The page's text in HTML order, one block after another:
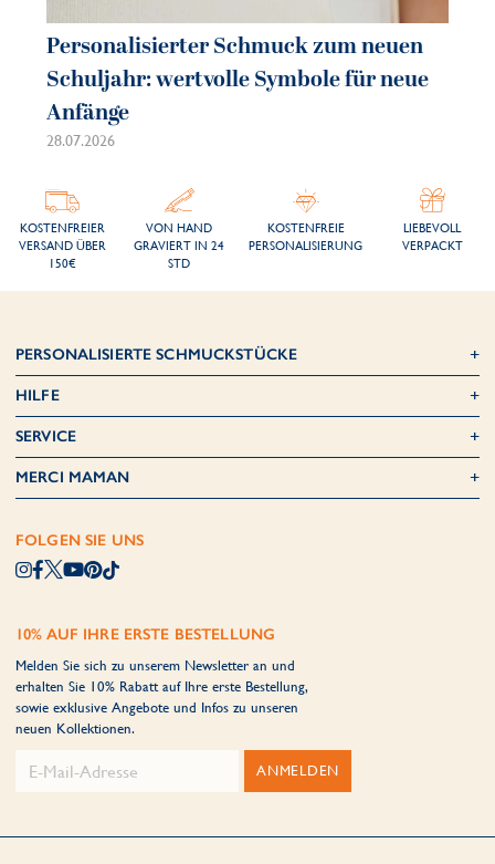
Personalisierter Schmuck zum neuen
Schuljahr: wertvolle Symbole für neue
Anfänge
28.07.2026
KOSTENFREIER
VERSAND ÜBER
150€
VON HAND
GRAVIERT IN 24
STD
KOSTENFREIE
PERSONALISIERUNG
LIEBEVOLL
VERPACKT
PERSONALISIERTE SCHMUCKSTÜCKE
HILFE
SERVICE
MERCI MAMAN
FOLGEN SIE UNS
10% AUF IHRE ERSTE BESTELLUNG
Melden Sie sich zu unserem Newsletter an und
erhalten Sie 10% Rabatt auf Ihre erste Bestellung,
sowie exklusive Angebote und Infos zu unseren
neuen Kollektionen.
ANMELDEN